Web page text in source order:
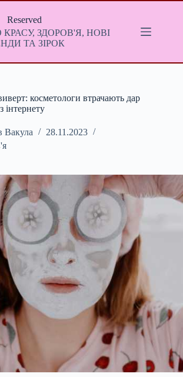
Reserved
ЗДОРОВ'Я, НОВІ
ТА ЗІРОК
косметологи втрачають дар
інтернету
Вакула
28.11.2023